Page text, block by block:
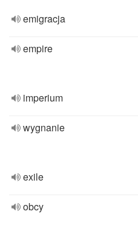
emigracja
empire
imperium
wygnanie
exile
obcy